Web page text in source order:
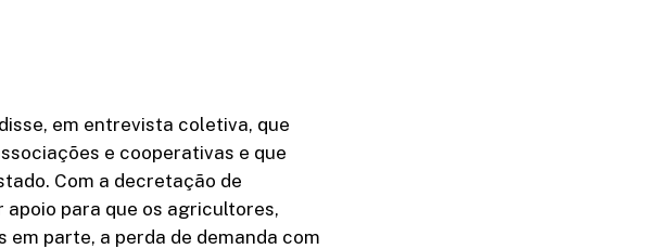
em entrevista coletiva, que
e cooperativas e que
Com a decretação de
apoio para que os agricultores,
parte, a perda de demanda com